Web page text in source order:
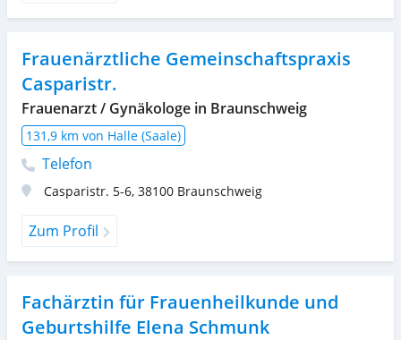
Frauenärztliche Gemeinschaftspraxis
Casparistr.
Frauenarzt / Gynäkologe in Braunschweig
131,9 km von Halle (Saale)
Telefon
Casparistr. 5-6, 38100 Braunschweig
Zum Profil
Fachärztin für Frauenheilkunde und
Geburtshilfe Elena Schmunk